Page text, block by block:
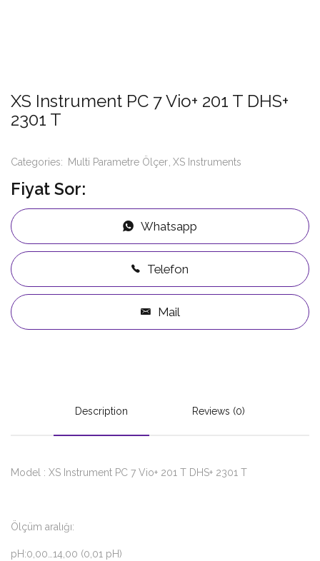
XS Instrument PC 7 Vio+ 201 T DHS+
2301 T
Categories: Multi Parametre Ölçer XS Instruments
Fiyat Sor:
Whatsapp
Telefon
Mail
Description Reviews (0)
Model : XS Instrument PC 7 Vio+ 201 T DHS+ 2301 T
Ölçüm aralığı:
pH:0,00…14,00 (0,01 pH)